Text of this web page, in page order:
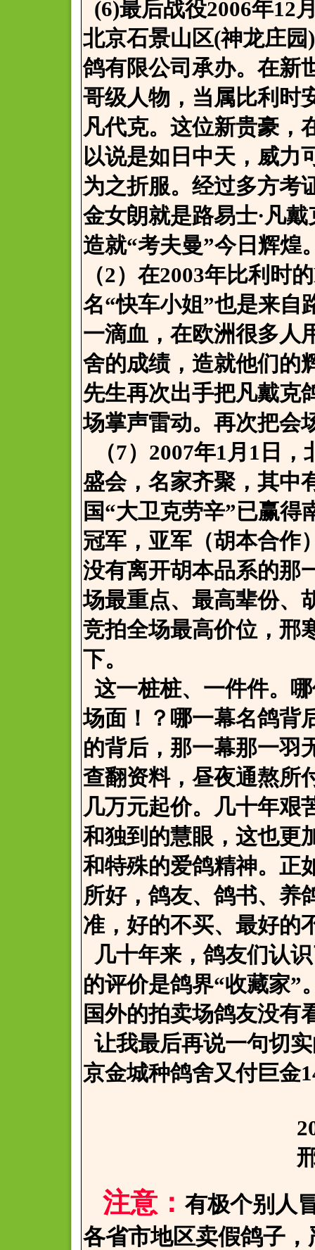
(6)最后战役2006年12
北京石景山区(神龙庄
鸽有限公司承办。在新
哥级人物，当属比利时
凡代克。这位新贵豪，
以说是如日中天，威力
为之折服。经过多方考
金女朗就是路易士·凡
造就“考夫曼”今日辉煌
（2）在2003年比利时
名“快车小姐”也是来自
一滴血，在欧洲很多人
舍的成绩，造就他们的
先生再次出手把凡戴克
场掌声雷动。再次把会
（7）2007年1月1日
盛会，名家齐聚，其中
国“大卫克劳辛”已赢得
冠军，亚军（胡本合作
没有离开胡本品系的那
场最重点、最高辈份、
竞拍全场最高价位，邢
下。
这一桩桩、一件件。
场面！？哪一幕名鸽背
的背后，那一幕那一羽
查翻资料，昼夜通熬所
几万元起价。几十年艰
和独到的慧眼，这也更
和特殊的爱鸽精神。正
所好，鸽友、鸽书、
准，好的不买、最好
几十年来，鸽友们认
的评价是鸽界“收藏家”
国外的拍卖场鸽友没有
让我最后再说一句切
京金城种鸽舍又付巨金
邢寒于
注意： 有极个别人
各省市地区卖假鸽子